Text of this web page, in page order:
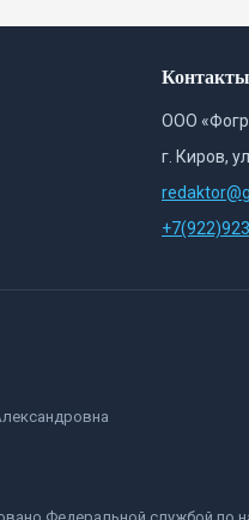
Контакты
ООО
г. Киров,